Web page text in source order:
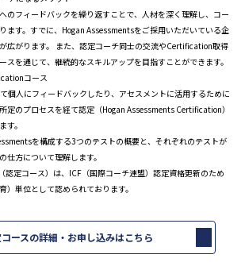
のフィードバックを繰り返すことで、人材を深く理解し、コー
ます。すでに、Hogan Assessmentsをご採用いただいている企
広がります。 また、認定コーチ同士の交流やCertification取得
スを通じて、継続的なスキルアップを目指すことができます。
コース
個人にフィードバックしたり、アセスメントに活用するために
定のプロセスを経て認定（Hogan Assessments Certification）
す。
を構成する3つのテストの概要と、それぞれのテストが
仕方について理解します。
定コース）は、ICF（国際コーチ連盟）認定資格更新のため
）単位として認められております。
ースの詳細・お申し込みはこちら